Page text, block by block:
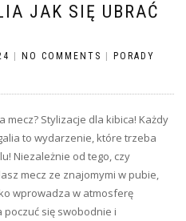
JAK SIĘ UBRAĆ
| NO COMMENTS | PORADY
mecz? Stylizacje dla kibica! Każdy
to wydarzenie, które trzeba
Niezależnie od tego, czy
mecz ze znajomymi w pubie,
wprowadza w atmosferę
się swobodnie i